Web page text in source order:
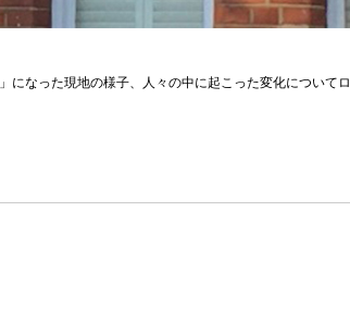
なった現地の様子、人々の中に起こった変化についてロ